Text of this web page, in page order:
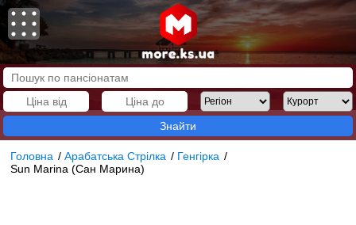
Знайти
Головна /Арабатська Стрілка / Генгірка /
Sun Marina (Сан Марина)